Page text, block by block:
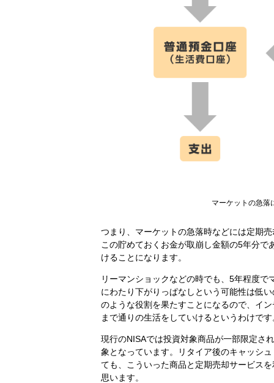
マーケットの急落
つまり、マーケットの急落時などには定期
この貯めておくお金が取崩し金額の5年分
けることになります。
リーマンショックなどの時でも、5年程度
にわたり下がりっぱなしという可能性は低
のような役割を果たすことになるので、イ
まで通りの生活をしていけるというわけです
現行のNISAでは投資対象商品が一部限定さ
象となっています。リタイア後のキャッシ
ても、こういった商品と定期売却サービス
思います。